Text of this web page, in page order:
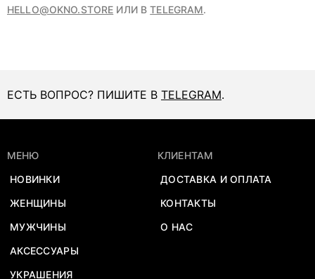
HELLO@OKNO.STORE ИЛИ ВTELEGRAM.
ЕСТЬ ВОПРОС? ПИШИТЕ В TELEGRAM.
МЕНЮ
НОВИНКИ
ЖЕНЩИНЫ
МУЖЧИНЫ
АКСЕССУАРЫ
УКРАШЕНИЯ
КЛИЕНТАМ
ДОСТАВКА И ОПЛАТА
КОНТАКТЫ
О НАС